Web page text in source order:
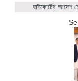
হাইকোর্টের আদেশ